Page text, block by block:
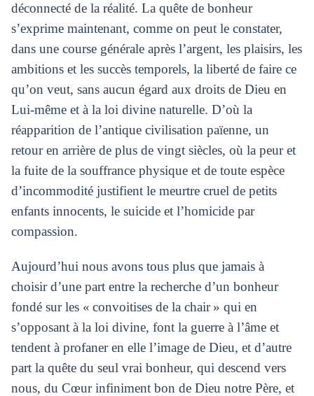
déconnecté de la réalité. La quête de bonheur
s’exprime maintenant, comme on peut le constater,
dans une course générale après l’argent, les plaisirs, les
ambitions et les succès temporels, la liberté de faire ce
qu’on veut, sans aucun égard aux droits de Dieu en
Lui-même et à la loi divine naturelle. D’où la
réapparition de l’antique civilisation païenne, un
retour en arrière de plus de vingt siècles, où la peur et
la fuite de la souffrance physique et de toute espèce
d’incommodité justifient le meurtre cruel de petits
enfants innocents, le suicide et l’homicide par
compassion.
Aujourd’hui nous avons tous plus que jamais à
choisir d’une part entre la recherche d’un bonheur
fondé sur les « convoitises de la chair » qui en
s’opposant à la loi divine, font la guerre à l’âme et
tendent à profaner en elle l’image de Dieu, et d’autre
part la quête du seul vrai bonheur, qui descend vers
nous, du Cœur infiniment bon de Dieu notre Père, et